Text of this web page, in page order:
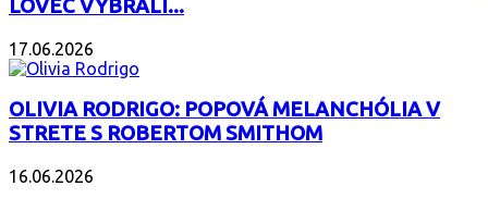
LOVEC VYBRALI...
17.06.2026
OLIVIA RODRIGO: POPOVÁ MELANCHÓLIA V
STRETE S ROBERTOM SMITHOM
16.06.2026